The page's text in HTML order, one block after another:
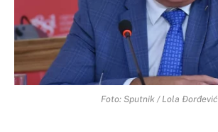
Foto: Sputnik / Lola Đorđević